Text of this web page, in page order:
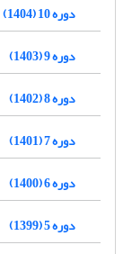
دوره 10 (1404)
دوره 9 (1403)
دوره 8 (1402)
دوره 7 (1401)
دوره 6 (1400)
دوره 5 (1399)